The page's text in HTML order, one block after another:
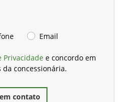
Email
Privacidade e concordo em
concessionária.
contato